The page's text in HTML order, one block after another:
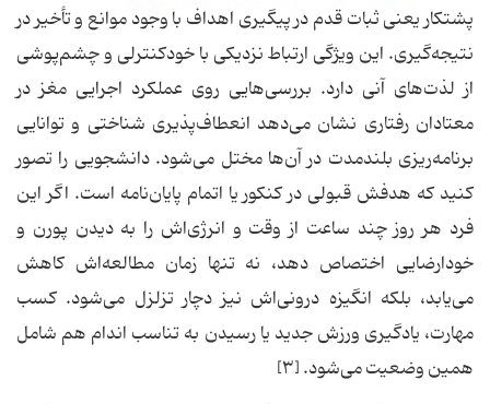
پشتکار یعنی ثبات قدم در پیگیری اهداف با وجود موانع و تأخیر در
نتیجه‌گیری. این ویژگی ارتباط نزدیکی با خودکنترلی و چشم‌پوشی
از لذت‌های آنی دارد. بررسی‌هایی روی عملکرد اجرایی مغز در
معتادان رفتاری نشان می‌دهد انعطاف‌پذیری شناختی و توانایی
برنامه‌ریزی بلندمدت در آن‌ها مختل می‌شود. دانشجویی را تصور
کنید که هدفش قبولی در کنکور یا اتمام پایان‌نامه است. اگر این
فرد هر روز چند ساعت از وقت و انرژی‌اش را به دیدن پورن و
خودارضایی اختصاص دهد، نه تنها زمان مطالعه‌اش کاهش
می‌یابد، بلکه انگیزه درونی‌اش نیز دچار تزلزل می‌شود. کسب
مهارت، یادگیری ورزش جدید یا رسیدن به تناسب اندام هم شامل
همین وضعیت می‌شود. [۳]